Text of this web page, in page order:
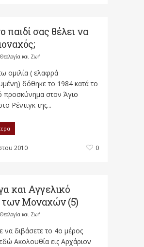
παιδί σας θέλει να
Θεολογία και Ζωή
ομιλία ( ελαφρά
δόθηκε το 1984 κατά το
προσκύνημα στον Άγιο
Ρέντιγκ της...
2010 0
και Αγγελικό
των Μοναχών (5)
Θεολογία και Ζωή
να διβάσετε το 4ο μέρος
Ακολουθία εις Αρχάριον